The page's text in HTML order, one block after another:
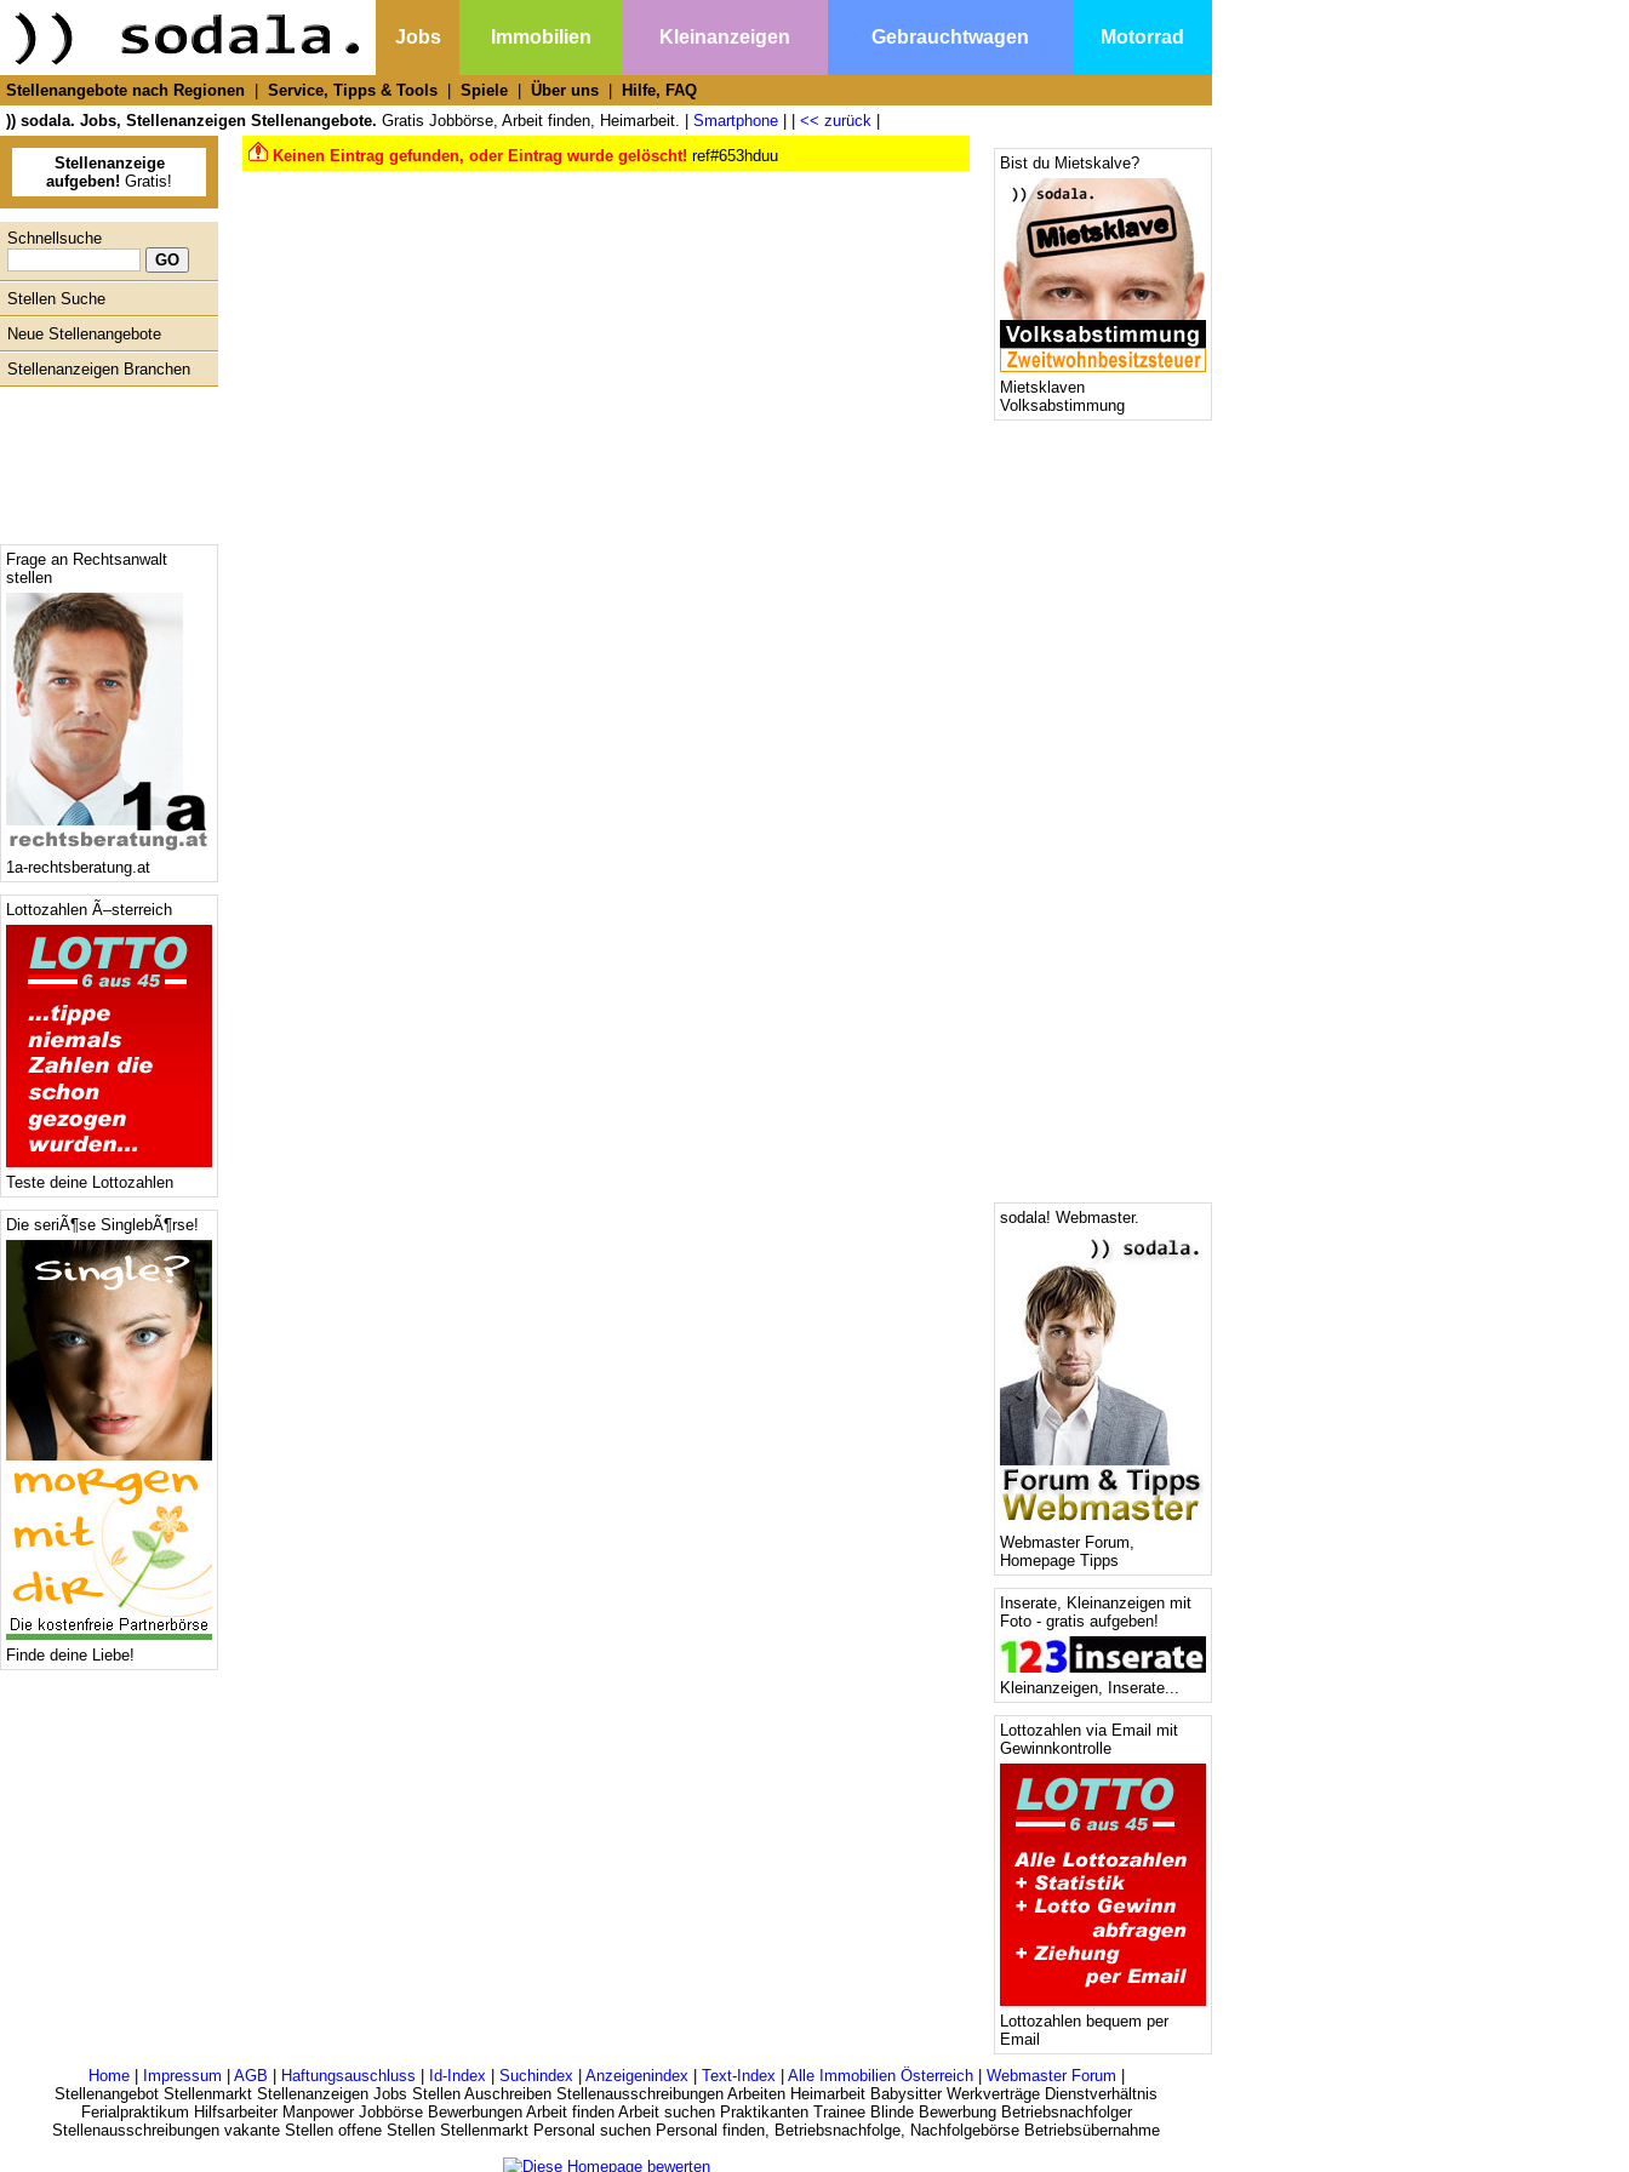
Jobs Immobilien Kleinanzeigen Gebrauchtwagen Motorrad
Stellenangebote nach Regionen Service, Tipps & Tools Spiele Über uns
Hilfe, FAQ
)) sodala. Jobs, Stellenanzeigen Stellenangebote. Gratis Jobbörse, Arbeit finden, Heimarbeit. | Smartphone << zurück
Stellenanzeige
aufgeben! Gratis!
Schnellsuche
Stellen Suche
Neue Stellenangebote
Stellenanzeigen Branchen
Frage an Rechtsanwalt
stellen
1a-rechtsberatung.at
Lottozahlen Ã–sterreich
Teste deine Lottozahlen
Die seriÃ¶se SinglebÃ¶rse!
Finde deine Liebe!
Keinen Eintrag gefunden, oder Eintrag wurde gelöscht! ref#653hduu Bist du Mietskalve?
Mietsklaven
Volksabstimmung
sodala! Webmaster.
Webmaster Forum,
Homepage Tipps
Inserate, Kleinanzeigen mit
Foto - gratis aufgeben!
Kleinanzeigen, Inserate...
Lottozahlen via Email mit
Gewinnkontrolle
Lottozahlen bequem per
Email
Home| Impressum AGB Haftungsauschluss Id-Index| Suchindex| Anzeigenindex| Text-Index| Alle Immobilien Österreich| Webmaster Forum
Stellenangebot Stellenmarkt Stellenanzeigen Jobs Stellen Auschreiben Stellenausschreibungen Arbeiten Heimarbeit Babysitter Werkverträge Dienstverhältnis
Ferialpraktikum Hilfsarbeiter Manpower Jobbörse Bewerbungen Arbeit finden Arbeit suchen Praktikanten Trainee Blinde Bewerbung Betriebsnachfolger
Stellenausschreibungen vakante Stellen offene Stellen Stellenmarkt Personal suchen Personal finden, Betriebsnachfolge, Nachfolgebörse Betriebsübernahme